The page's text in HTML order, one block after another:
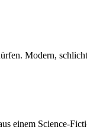
Modern,
einem Science-